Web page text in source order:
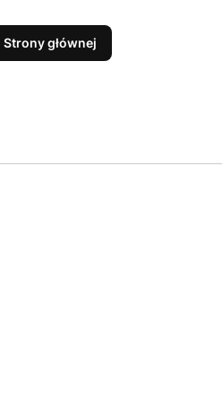
głównej